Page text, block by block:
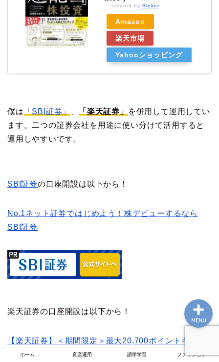
created by Rinker
Amazon
楽天市場
Yahooショッピング
僕は 「 SBI証券 」 、 「楽天証券」
を併用して運用してい
ます。二つの証券会社を用途に使い分けて活用すると
運用しやすいです。
SBI証券の口座開設は以下から！
No.1ネット証券ではじめよう！株デビューするなら
SBI証券
楽天証券の口座開設は以下から！
【楽天証券】＜期間限定＞最大20,700ポイントキャン
ペーン
ホーム 資産運用 語学学習 ファッション
MENU
資産運用